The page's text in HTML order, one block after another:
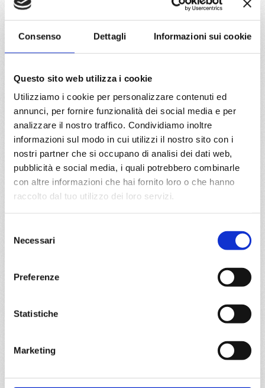
Consenso Dettagli Informazioni sui cookie
Questo sito web utilizza i cookie
Utilizziamo i cookie per personalizzare contenuti ed
annunci, per fornire funzionalità dei social media e per
analizzare il nostro traffico. Condividiamo inoltre
informazioni sul modo in cui utilizzi il nostro sito con i
nostri partner che si occupano di analisi dei dati web,
pubblicità e social media, i quali potrebbero combinarle
con altre informazioni che hai fornito loro o che hanno
raccolto dal tuo utilizzo dei loro servizi.
delNecessari
Preferenze
Statistiche
Marketing
Mediterraneo
Savona, Barcellona, Cadice, Tanger, Casablanca,
08/10/2026
a partire da
€ 1.249
DETTAGLI
Caraibi
Santo Domingo, Fort De France, Pointe-à-pitre, Castries,
Basseterre, Philipsburg, Santo Domingo